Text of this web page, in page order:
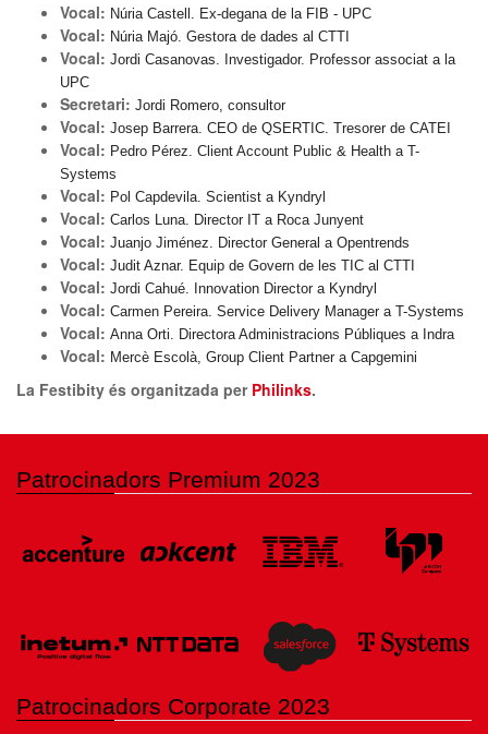
Vocal: Núria Castell. Ex-degana de la FIB - UPC
Vocal: Núria Majó. Gestora de dades al CTTI
Vocal: Jordi Casanovas. Investigador. Professor associat a la
UPC
Secretari: Jordi Romero, consultor
Vocal: Josep Barrera. CEO de QSERTIC. Tresorer de CATEI
Vocal: Pedro Pérez. Client Account Public & Health a T-
Systems
Vocal: Pol Capdevila. Scientist a Kyndryl
Vocal: Carlos Luna. Director IT a Roca Junyent
Vocal: Juanjo Jiménez. Director General a Opentrends
Vocal: Judit Aznar. Equip de Govern de les TIC al CTTI
Vocal: Jordi Cahué. Innovation Director a Kyndryl
Vocal: Carmen Pereira. Service Delivery Manager a T-Systems
Vocal: Anna Orti. Directora Administracions Públiques a Indra
Vocal: Mercè Escolà, Group Client Partner a Capgemini
La Festibity és organitzada per Philinks.
Patrocinadors Premium 2023
Patrocinadors Corporate 2023